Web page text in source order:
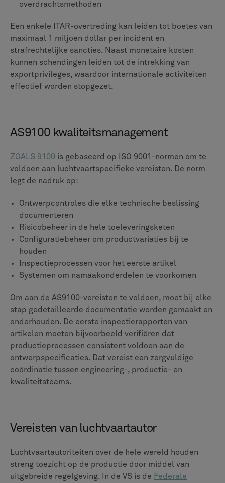
onderhouden. De eerste inspectierapporten van
productieprocessen consistent voldoen aan de
ontwerpspecificaties. Dat vereist een zorgvuldige
coördinatie tussen engineering-, productie- en
kwaliteitsteams.
Luchtvaartautoriteiten over de hele wereld houden
uitgebreide regelgeving. In de VS is deFederale
luchtvaartadministratie(FAA) handhaaft14 CFR deel
21, terwijl deAgentschap van de Europese Unie voor
op de Europese productie. Deze kaders vereisen het
volgende:
Productiedossiers waaruit blijkt dat aan
goedgekeurde ontwerpen wordt voldaan
Systemen om de levensduur van componenten te
volgen
Registraties van luchtwaardigheidscertificering
Deze vereisten bestaan niet op zichzelf: ze vormen een
onderling verbonden web van nalevingsverplichtingen.
Een enkel onderdeel moet mogelijk tegelijkertijd aan
meerdere exportcontroles, kwaliteitseisen en
luchtwaardigheidsnormen voldoen, wat de naleving
van de lucht- en ruimtevaart- en defensievoorschriften
Hoe PLM-systemen deze
uitdagingen aanpakken
PLM-systemen (Product Lifecycle Management)